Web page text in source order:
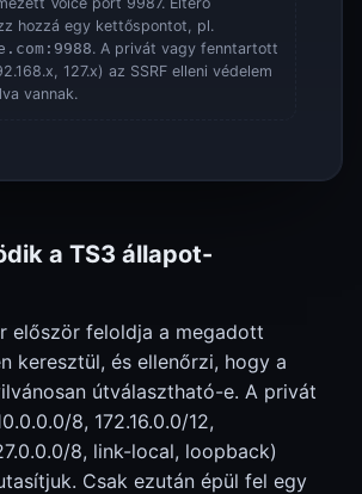
hozzá egy kettőspontot, pl.
. A privát vagy fenntartott
127.x) az SSRF elleni védelem
vannak.
a TS3 állapot-
először feloldja a megadott
keresztül, és ellenőrzi, hogy a
útválasztható-e. A privát
8, 172.16.0.0/12,
8, link-local, loopback)
Csak ezután épül fel egy